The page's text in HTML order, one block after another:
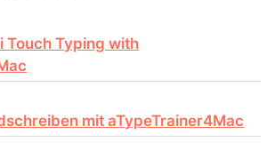
Touch Typing with
mit aTypeTrainer4Mac